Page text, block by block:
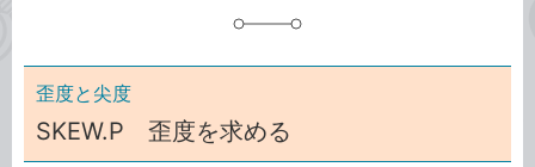
歪度と尖度
SKEW.P 歪度を求める